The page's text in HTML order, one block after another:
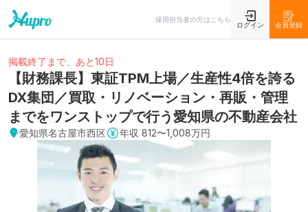
採用担当者の方はこちら
ログイン 会員登録
掲載終了まで、あと10日
【財務課長】東証TPM上場／生産性4倍を誇る
DX集団／買取・リノベーション・再販・管理
までをワンストップで行う愛知県の不動産会社
愛知県名古屋市西区 年収 812〜1,008万円